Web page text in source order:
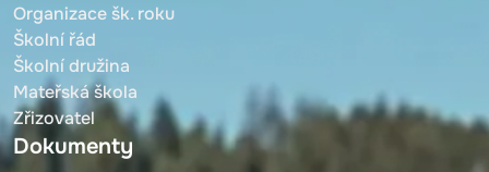
Organizace šk. roku
Školní řád
Školní družina
Mateřská škola
Zřizovatel
Dokumenty